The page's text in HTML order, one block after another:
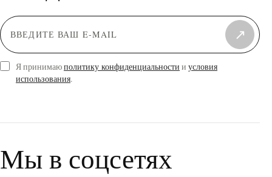
Серебристый (13)
Персиковый ↗
Я принимаюполитику конфиденциальности и условия
использования.
Мы в соцсетях